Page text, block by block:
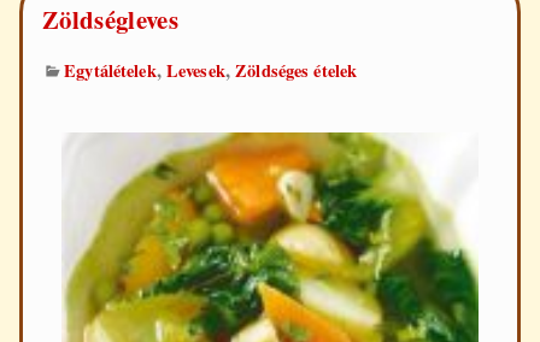
Zöldségleves
Egytálételek,Levesek,Zöldséges ételek